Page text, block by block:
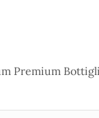
Premium